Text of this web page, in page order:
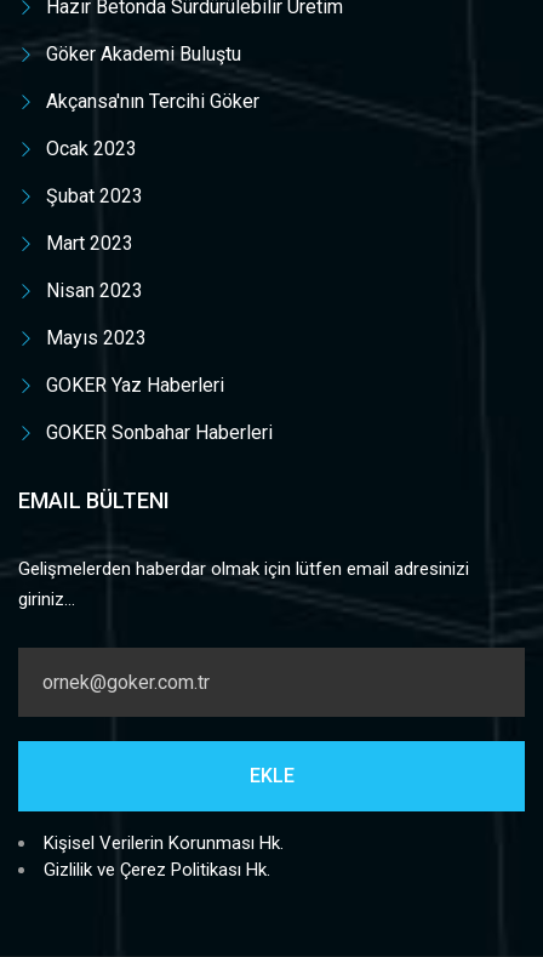
Hazır Betonda Sürdürülebilir Üretim
Göker Akademi Buluştu
Akçansa'nın Tercihi Göker
Ocak 2023
Şubat 2023
Mart 2023
Nisan 2023
Mayıs 2023
GOKER Yaz Haberleri
GOKER Sonbahar Haberleri
EMAIL BÜLTENI
Gelişmelerden haberdar olmak için lütfen email adresinizi
giriniz...
Kişisel Verilerin Korunması Hk.
Gizlilik ve Çerez Politikası Hk.